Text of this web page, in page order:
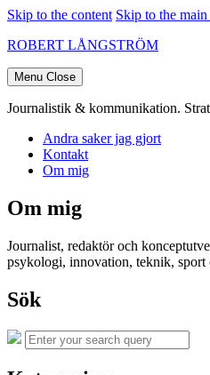
Skip to the content Skip to the main
ROBERT LÅNGSTRÖM
Menu Close
Journalistik & kommunikation.
Andra saker jag gjort
Kontakt
Om mig
Om mig
Journalist, redaktör och
psykologi, innovation, teknik, sport
Sök
Search
for: